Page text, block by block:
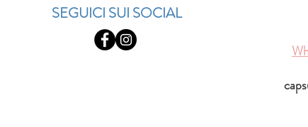
SEGUICI SUI SOCIAL